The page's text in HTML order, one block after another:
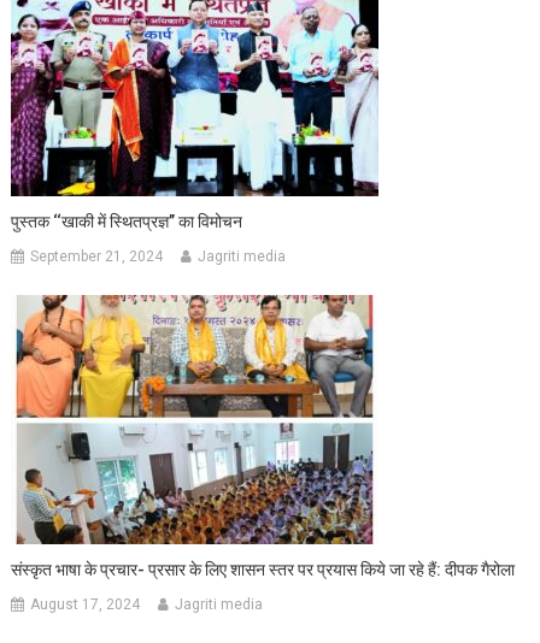
पुस्तक ‘‘खाकी में स्थितप्रज्ञ’’ का विमोचन
September 21, 2024 Jagriti media
संस्कृत भाषा के प्रचार- प्रसार के लिए शासन स्तर पर प्रयास किये जा रहे हैं: दीपक गैरोला
August 17, 2024 Jagriti media